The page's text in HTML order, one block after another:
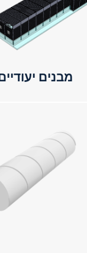
מבנים